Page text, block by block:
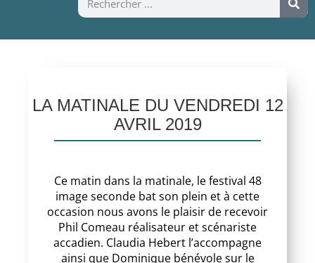
LA MATINALE DU VENDREDI 12
AVRIL 2019
Ce matin dans la matinale, le festival 48
image seconde bat son plein et à cette
occasion nous avons le plaisir de recevoir
Phil Comeau réalisateur et scénariste
accadien. Claudia Hebert l’accompagne
ainsi que Dominique bénévole sur le